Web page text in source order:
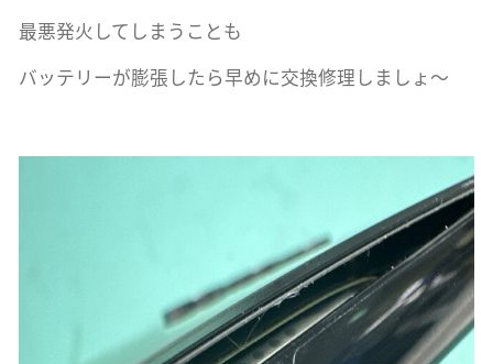
最悪発火してしまうことも
バッテリーが膨張したら早めに交換修理しましょ〜